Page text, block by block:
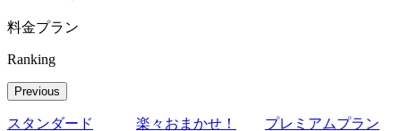
料金プラン
Ranking
Previous
スタンダード
楽々おまかせ！
プレミアムプラン